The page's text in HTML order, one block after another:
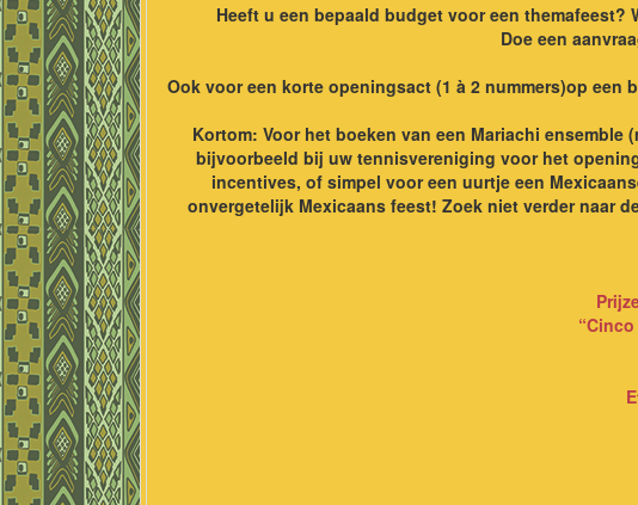
Heeft u een bepaald budget voor een
Doe een
Ook voor een korte openingsact (1 à 2 nummers)op
Kortom: Voor het boeken van een Mariachi
bijvoorbeeld bij uw tennisvereniging voor het
incentives, of simpel voor een uurtje een
onvergetelijk Mexicaans feest! Zoek niet verder naar